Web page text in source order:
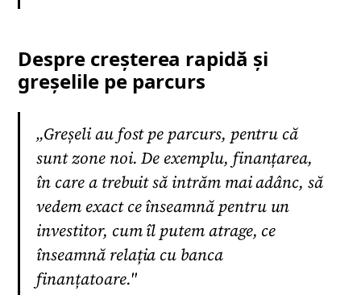
Despre creșterea rapidă și
greșelile pe parcurs
„Greșeli au fost pe parcurs, pentru că
sunt zone noi. De exemplu, finanțarea,
în care a trebuit să intrăm mai adânc, să
vedem exact ce înseamnă pentru un
investitor, cum îl putem atrage, ce
înseamnă relația cu banca
finanțatoare."